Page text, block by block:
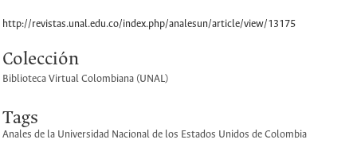
http://revistas.unal.edu.co/index.php/analesun/article/view/13175
Colección
Biblioteca Virtual Colombiana (UNAL)
Tags
Anales de la Universidad Nacional de los Estados Unidos de Colombia